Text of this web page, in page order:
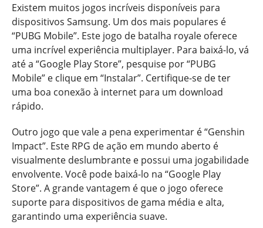
Existem muitos jogos incríveis disponíveis para
dispositivos Samsung. Um dos mais populares é
“PUBG Mobile”. Este jogo de batalha royale oferece
uma incrível experiência multiplayer. Para baixá-lo, vá
até a “Google Play Store”, pesquise por “PUBG
Mobile” e clique em “Instalar”. Certifique-se de ter
uma boa conexão à internet para um download
rápido.
Outro jogo que vale a pena experimentar é “Genshin
Impact”. Este RPG de ação em mundo aberto é
visualmente deslumbrante e possui uma jogabilidade
envolvente. Você pode baixá-lo na “Google Play
Store”. A grande vantagem é que o jogo oferece
suporte para dispositivos de gama média e alta,
garantindo uma experiência suave.